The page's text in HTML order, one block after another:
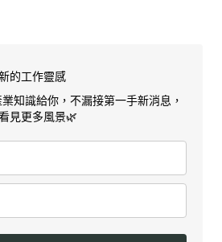
的工作靈感
知識給你，不漏接第一手新消息，
見更多風景🌿